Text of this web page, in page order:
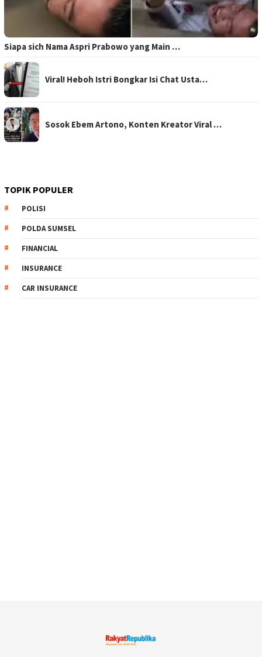
Siapa sich Nama Aspri Prabowo yang Main …
Viral! Heboh Istri Bongkar Isi Chat Usta…
Sosok Ebem Artono, Konten Kreator Viral …
TOPIK POPULER
POLISI
POLDA SUMSEL
FINANCIAL
INSURANCE
CAR INSURANCE